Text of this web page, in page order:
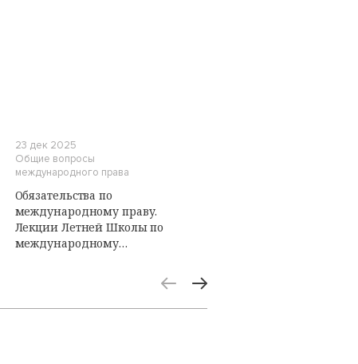
23 дек 2025
Общие вопросы
международного права
Обязательства по
международному праву.
Лекции Летней Школы по
международному